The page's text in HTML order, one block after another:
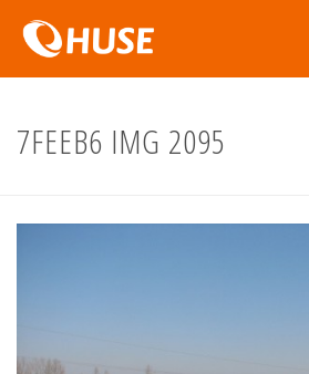
7FEEB6 IMG 2095